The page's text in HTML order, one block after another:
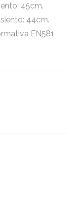
45cm.
44cm.
EN581